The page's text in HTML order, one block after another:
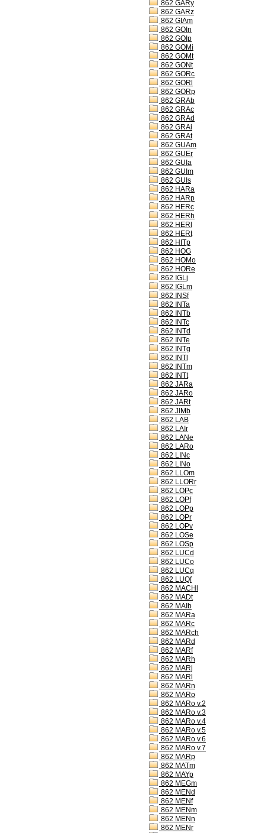
862 GARy
862 GARz
862 GIAm
862 GOIn
862 GOIp
862 GOMi
862 GOMt
862 GONt
862 GORc
862 GORl
862 GORp
862 GRAb
862 GRAc
862 GRAd
862 GRAi
862 GRAt
862 GUAm
862 GUEr
862 GUIa
862 GUIm
862 GUIs
862 HARa
862 HARp
862 HERc
862 HERh
862 HERl
862 HERt
862 HITp
862 HOG
862 HOMo
862 HORe
862 IGLj
862 IGLm
862 INSf
862 INTa
862 INTb
862 INTc
862 INTd
862 INTe
862 INTg
862 INTl
862 INTm
862 INTt
862 JARa
862 JARo
862 JARt
862 JIMb
862 LAB
862 LAIr
862 LANe
862 LARo
862 LINc
862 LINo
862 LLOm
862 LLORr
862 LOPc
862 LOPf
862 LOPp
862 LOPr
862 LOPv
862 LOSe
862 LOSp
862 LUCd
862 LUCo
862 LUCq
862 LUQf
862 MACHl
862 MADt
862 MAIb
862 MARa
862 MARc
862 MARch
862 MARd
862 MARf
862 MARh
862 MARj
862 MARl
862 MARn
862 MARo
862 MARo v.2
862 MARo v.3
862 MARo v.4
862 MARo v.5
862 MARo v.6
862 MARo v.7
862 MARp
862 MATm
862 MAYp
862 MEGm
862 MENd
862 MENf
862 MENm
862 MENn
862 MENr